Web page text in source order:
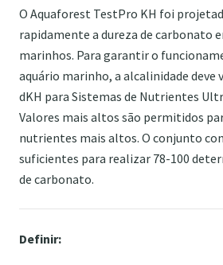
O Aquaforest TestPro KH foi
rapidamente a dureza de carbonato
marinhos. Para garantir o
aquário marinho, a alcalinidade deve
dKH para Sistemas de Nutrientes
Valores mais altos são permitidos
nutrientes mais altos. O conjunto
suficientes para realizar 78-100
de carbonato.
Definir: